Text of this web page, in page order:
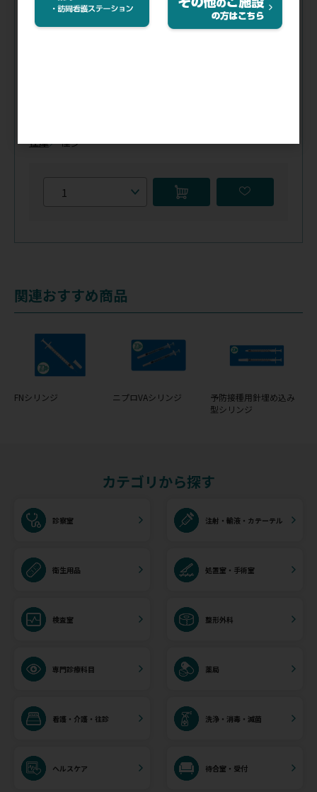
073-673（03107）
在庫／僅少
関連おすすめ商品
FNシリンジ ニプロVAシリンジ
予防接種用針埋め込み
型シリンジ
カテゴリから探す
診察室 注射・輸液・カテーテル
衛生用品 処置室・手術室
検査室 整形外科
専門診療科目 薬局
看護・介護・往診 洗浄・消毒・滅菌
ヘルスケア 待合室・受付